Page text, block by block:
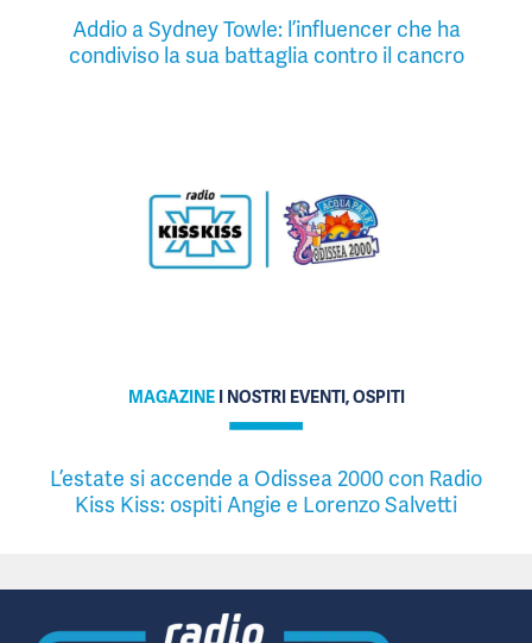
Addio a Sydney Towle: l’influencer che ha
condiviso la sua battaglia contro il cancro
MAGAZINE I NOSTRI EVENTI, OSPITI
L’estate si accende a Odissea 2000 con Radio
Kiss Kiss: ospiti Angie e Lorenzo Salvetti